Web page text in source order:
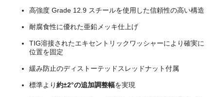
高強度 Grade 12.9 スチールを使用した信頼性の高い構造
耐腐食性に優れた亜鉛メッキ仕上げ
TIG溶接されたエキセントリックワッシャーにより確実に
位置を固定
緩み防止のディストーテッドスレッドナット付属
標準より約±2°の追加調整幅を実現